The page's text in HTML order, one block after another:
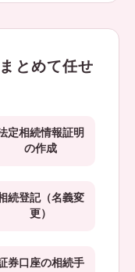
とめて任せ
定相続情報証明
の作成
続登記（名義変
更）
券口座の相続手